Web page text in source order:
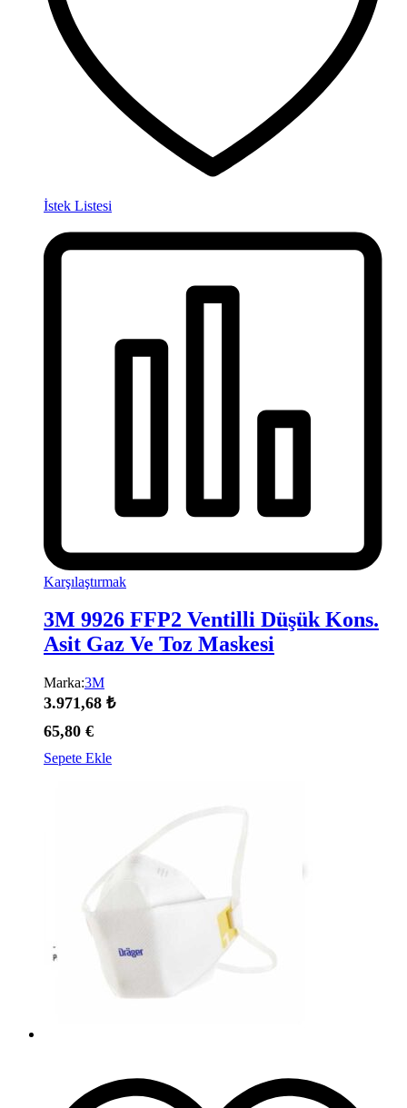
İstek Listesi
Karşılaştırmak
3M 9926 FFP2 Ventilli Düşük Kons.
Asit Gaz Ve Toz Maskesi
Marka:3M
3.971,68 ₺
65,80 €
Sepete Ekle